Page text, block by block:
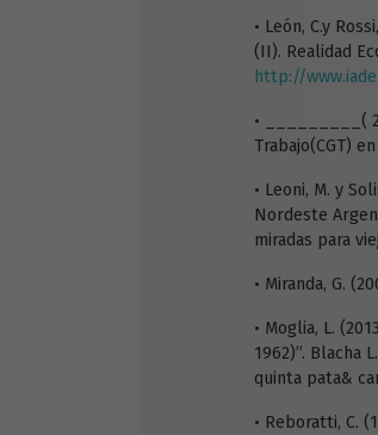
• León, C.y
(II). Realidad
http://
• _________(
Trabajo(CGT)
• Leoni, M. y
Nordeste
miradas para
• Miranda, G.
• Moglia, L.
1962)”. Blacha
quinta pata&
• Reboratti, C.